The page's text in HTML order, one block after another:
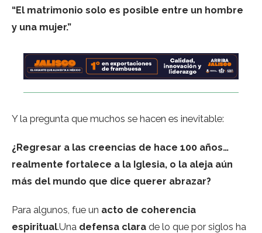
“El matrimonio solo es posible entre un hombre
y una mujer.”
Y la pregunta que muchos se hacen es inevitable:
¿Regresar a las creencias de hace 100 años…
realmente fortalece a la Iglesia, o la aleja aún
más del mundo que dice querer abrazar?
Para algunos, fue un acto de coherencia
espiritual.Una defensa clara de lo que por siglos ha